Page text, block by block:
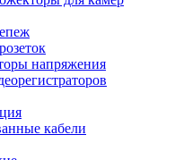
напряжения
кабели